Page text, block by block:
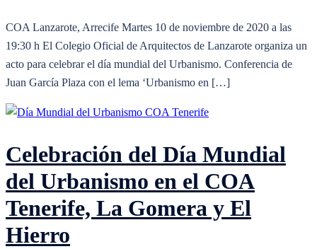
COA Lanzarote, Arrecife Martes 10 de noviembre de 2020 a las
19:30 h El Colegio Oficial de Arquitectos de Lanzarote organiza un
acto para celebrar el día mundial del Urbanismo. Conferencia de
Juan García Plaza con el lema ‘Urbanismo en […]
Celebración del Día Mundial
del Urbanismo en el COA
Tenerife, La Gomera y El
Hierro